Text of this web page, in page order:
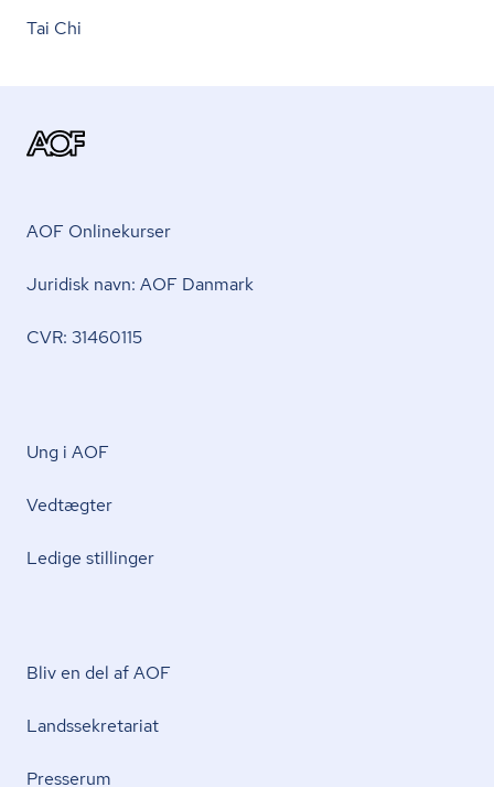
Tai Chi
AOF Onlinekurser
Juridisk navn: AOF Danmark
CVR: 31460115
Ung i AOF
Vedtægter
Ledige stillinger
Bliv en del af AOF
Lands­se­kre­ta­ri­at
Presserum